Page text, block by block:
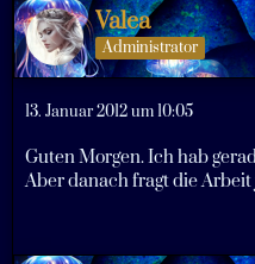
Valea
Administrator
13. Januar 2012 um 10:05
Guten Morgen. Ich hab
Aber danach fragt die